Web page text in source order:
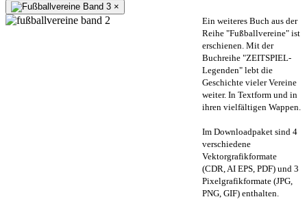
×
Ein weiteres Buch aus der
Reihe "Fußballvereine" ist
erschienen. Mit der
Buchreihe "ZEITSPIEL-
Legenden" lebt die
Geschichte vieler Vereine
weiter. In Textform und in
ihren vielfältigen Wappen.
Im Downloadpaket sind 4
verschiedene
Vektorgrafikformate
(CDR, AI EPS, PDF) und 3
Pixelgrafikformate (JPG,
PNG, GIF) enthalten.